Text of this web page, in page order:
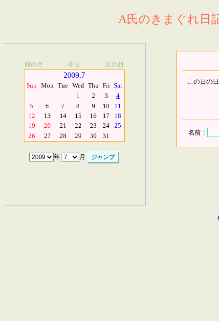
A氏のきまぐれ日
前の月 今日 次の月
2009.7
Sun Mon Tue Wed Thu Fri Sat
1
2 3
4
5
6 7 8 9 10
11
12
13 14 15 16 17
18
19
20 21 22 23 24
25
26
27 28 29 30 31
年 月
この日の
名前：